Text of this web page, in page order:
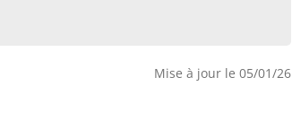
Mise à jour le 05/01/26